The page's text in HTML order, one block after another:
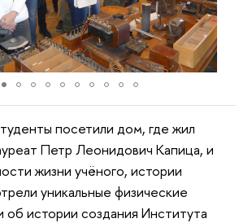
посетили дом, где жил
Петр Леонидович Капица, и
жизни учёного, истории
уникальные физические
об истории создания Института